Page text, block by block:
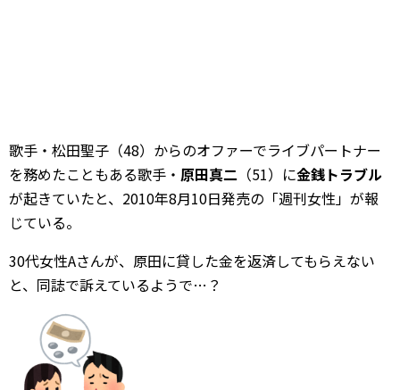
歌手・松田聖子（48）からのオファーでライブパートナー
を務めたこともある歌手・ 原田真二 （51）に金銭トラブル
が起きていたと、2010年8月10日発売の「週刊女性」が報
じている。
30代女性Aさんが、原田に貸した金を返済してもらえない
と、同誌で訴えているようで…？